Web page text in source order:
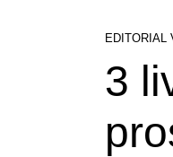
EDITORIAL
3